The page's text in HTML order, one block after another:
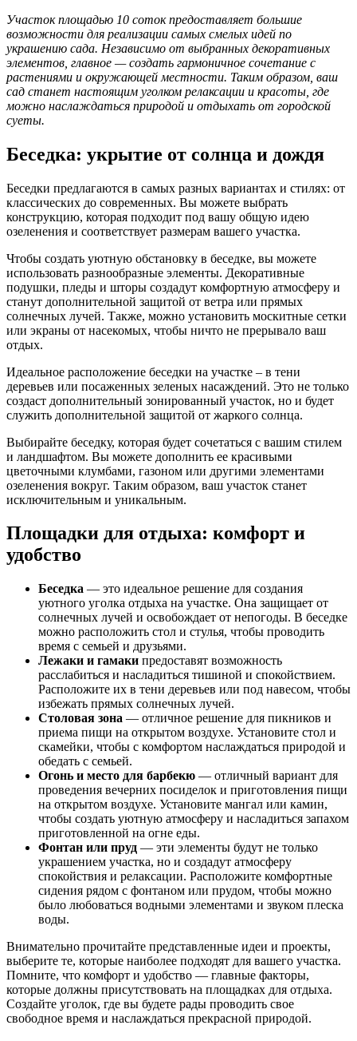
Участок площадью 10 соток предоставляет большие
возможности для реализации самых смелых идей по
украшению сада. Независимо от выбранных декоративных
элементов, главное — создать гармоничное сочетание с
растениями и окружающей местности. Таким образом, ваш
сад станет настоящим уголком релаксации и красоты, где
можно наслаждаться природой и отдыхать от городской
суеты.
Беседка: укрытие от солнца и дождя
Беседки предлагаются в самых разных вариантах и стилях: от
классических до современных. Вы можете выбрать
конструкцию, которая подходит под вашу общую идею
озеленения и соответствует размерам вашего участка.
Чтобы создать уютную обстановку в беседке, вы можете
использовать разнообразные элементы. Декоративные
подушки, пледы и шторы создадут комфортную атмосферу и
станут дополнительной защитой от ветра или прямых
солнечных лучей. Также, можно установить москитные сетки
или экраны от насекомых, чтобы ничто не прерывало ваш
отдых.
Идеальное расположение беседки на участке – в тени
деревьев или посаженных зеленых насаждений. Это не только
создаст дополнительный зонированный участок, но и будет
служить дополнительной защитой от жаркого солнца.
Выбирайте беседку, которая будет сочетаться с вашим стилем
и ландшафтом. Вы можете дополнить ее красивыми
цветочными клумбами, газоном или другими элементами
озеленения вокруг. Таким образом, ваш участок станет
исключительным и уникальным.
Площадки для отдыха: комфорт и
удобство
Беседка — это идеальное решение для создания
уютного уголка отдыха на участке. Она защищает от
солнечных лучей и освобождает от непогоды. В беседке
можно расположить стол и стулья, чтобы проводить
время с семьей и друзьями.
Лежаки и гамаки предоставят возможность
расслабиться и насладиться тишиной и спокойствием.
Расположите их в тени деревьев или под навесом, чтобы
избежать прямых солнечных лучей.
Столовая зона — отличное решение для пикников и
приема пищи на открытом воздухе. Установите стол и
скамейки, чтобы с комфортом наслаждаться природой и
обедать с семьей.
Огонь и место для барбекю — отличный вариант для
проведения вечерних посиделок и приготовления пищи
на открытом воздухе. Установите мангал или камин,
чтобы создать уютную атмосферу и насладиться запахом
приготовленной на огне еды.
Фонтан или пруд — эти элементы будут не только
украшением участка, но и создадут атмосферу
спокойствия и релаксации. Расположите комфортные
сидения рядом с фонтаном или прудом, чтобы можно
было любоваться водными элементами и звуком плеска
воды.
Внимательно прочитайте представленные идеи и проекты,
выберите те, которые наиболее подходят для вашего участка.
Помните, что комфорт и удобство — главные факторы,
которые должны присутствовать на площадках для отдыха.
Создайте уголок, где вы будете рады проводить свое
свободное время и наслаждаться прекрасной природой.